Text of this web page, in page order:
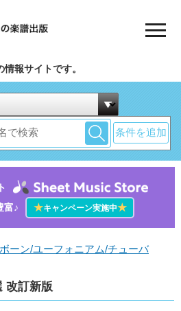
報サイトです。
条件を追加
富♪
★キャンペーン実施中★
ーン/ユーフォニアム/チューバ
改訂新版